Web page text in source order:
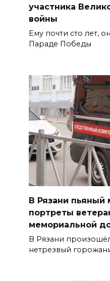
участника
войны
Ему почти сто лет,
Параде Победы
В Рязани пьяный
портреты
мемориальной
В Рязани
нетрезвый